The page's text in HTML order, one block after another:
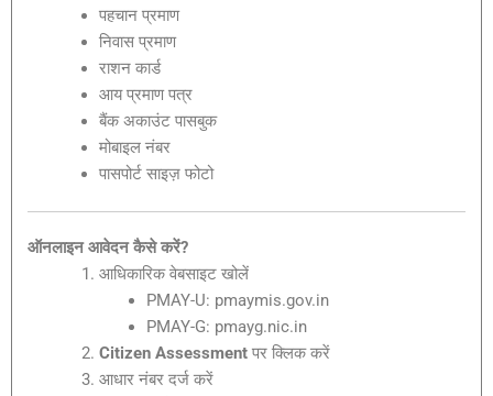
पहचान प्रमाण
निवास प्रमाण
राशन कार्ड
आय प्रमाण पत्र
बैंक अकाउंट पासबुक
मोबाइल नंबर
पासपोर्ट साइज़ फोटो
ऑनलाइन आवेदन कैसे करें?
आधिकारिक वेबसाइट खोलें
PMAY-U: pmaymis.gov.in
PMAY-G: pmayg.nic.in
Citizen Assessment पर क्लिक करें
आधार नंबर दर्ज करें